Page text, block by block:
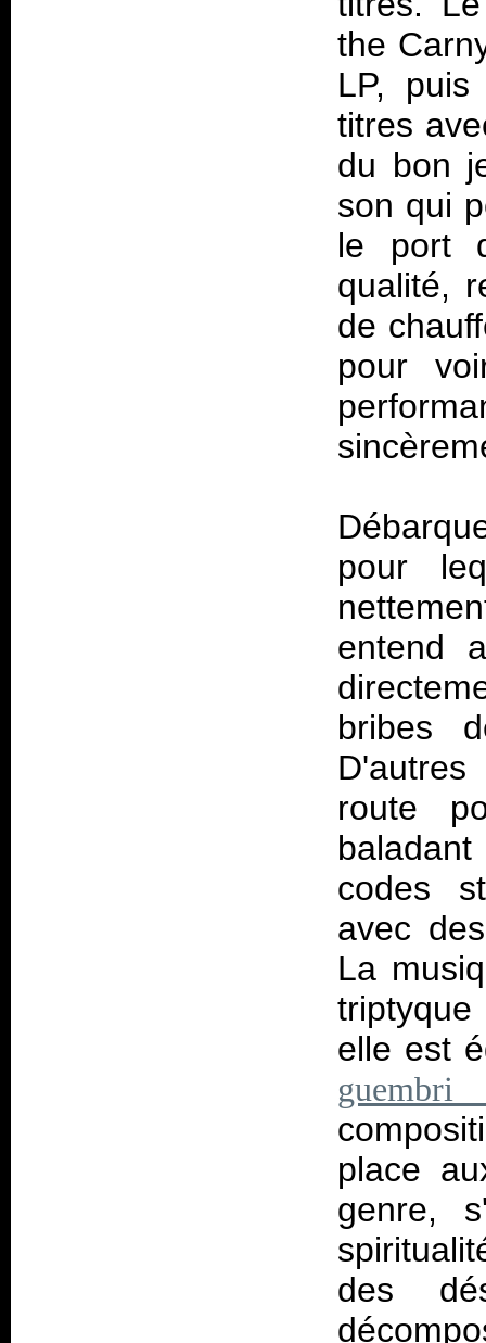
the
LP,
titres
du bon
son qui
le port
qualité,
de
pour
pour
entend
bribes
route
codes
avec
La
elle est
place
genre,
des